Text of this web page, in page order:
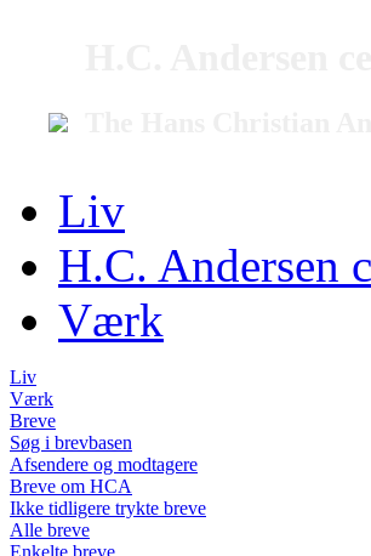
Liv
H.C. Andersen
Værk
Liv
Værk
Breve
Søg i brevbasen
Afsendere og modtagere
Breve om HCA
Ikke tidligere trykte breve
Alle breve
Enkelte breve